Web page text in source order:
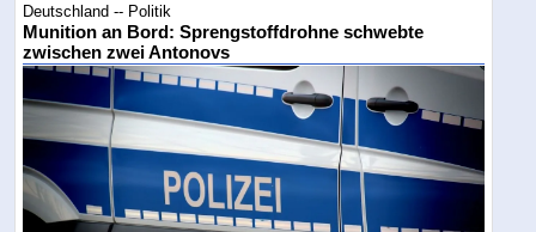
Deutschland -- Politik
Munition an Bord: Sprengstoffdrohne schwebte
zwischen zwei Antonovs